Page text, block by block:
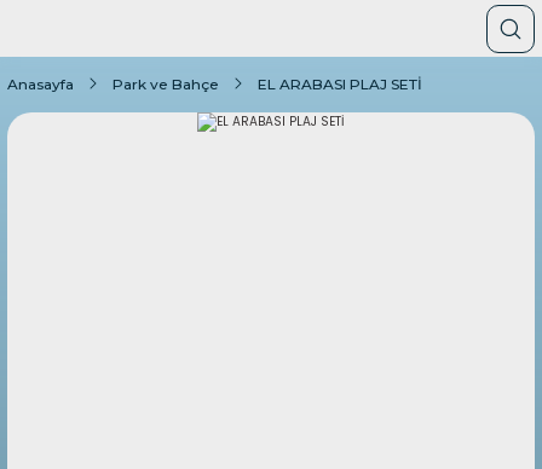
Anasayfa Park ve Bahçe EL ARABASI PLAJ SETİ